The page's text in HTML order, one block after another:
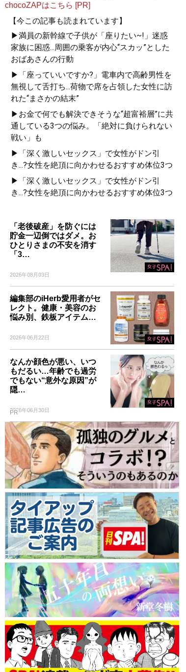
chocoZAPはこちら [PR]
【今この記事も読まれています】
▶満員の新幹線で子供が「座りたい~!」迷惑
家族に困惑...周囲の乗客が内心“スカッ”とした
おばあさんの行動
▶「座っていいですか?」電車内で高齢男性を
無視して舌打ち...荷物で席を占領した女性に訪
れた“まさかの結末”
▶お金で何でも解決できそうな“超富裕層”に共
通している3つの悩み。「絶対に負けられない
戦い」も
▶「深く激しいセックス」で女性がドン引
き...?女性を絶頂に向かわせるおすすめ体位3つ
▶「深く激しいセックス」で女性がドン引
き...?女性を絶頂に向かわせるおすすめ体位3つ
「老後破産」を防ぐには
貯金一辺倒ではダメ。お
ひとりさまの不安を消す
「3…
2026年08月03日
編集部のiHerb愛用者がセ
レクト。健康・美容のお
悩み別、鉄板アイテム…
2026年06月22日
なんか顔色が悪い、いつ
もだるい…年齢でも過労
でもない“意外な原因”が
隠…
2026年06月30日
PR